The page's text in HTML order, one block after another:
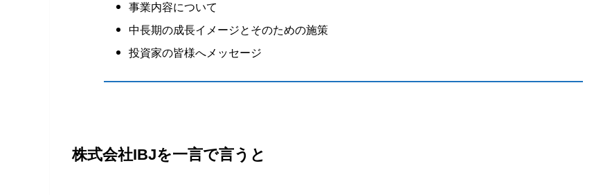
事業内容について
中長期の成長イメージとそのための施策
投資家の皆様へメッセージ
株式会社IBJを一言で言うと